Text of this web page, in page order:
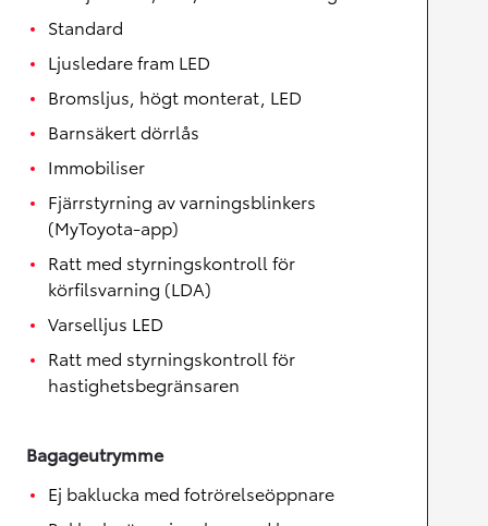
Standard
Ljusledare fram LED
Bromsljus, högt monterat, LED
Barnsäkert dörrlås
Immobiliser
Fjärrstyrning av varningsblinkers
(MyToyota-app)
Ratt med styrningskontroll för
körfilsvarning (LDA)
Varselljus LED
Ratt med styrningskontroll för
hastighetsbegränsaren
Bagageutrymme
Ej baklucka med fotrörelseöppnare